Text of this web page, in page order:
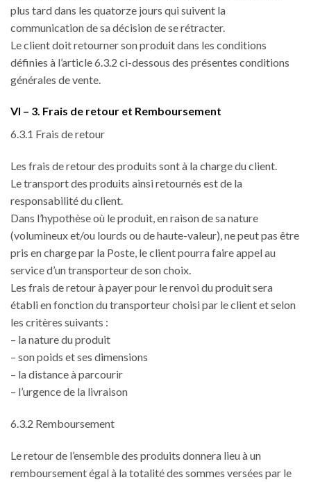
plus tard dans les quatorze jours qui suivent la
communication de sa décision de se rétracter.
Le client doit retourner son produit dans les conditions
définies à l’article 6.3.2 ci-dessous des présentes conditions
générales de vente.
VI – 3. Frais de retour et Remboursement
6.3.1 Frais de retour
Les frais de retour des produits sont à la charge du client.
Le transport des produits ainsi retournés est de la
responsabilité du client.
Dans l’hypothèse où le produit, en raison de sa nature
(volumineux et/ou lourds ou de haute-valeur), ne peut pas être
pris en charge par la Poste, le client pourra faire appel au
service d’un transporteur de son choix.
Les frais de retour à payer pour le renvoi du produit sera
établi en fonction du transporteur choisi par le client et selon
les critères suivants :
– la nature du produit
– son poids et ses dimensions
– la distance à parcourir
– l’urgence de la livraison
6.3.2 Remboursement
Le retour de l’ensemble des produits donnera lieu à un
remboursement égal à la totalité des sommes versées par le